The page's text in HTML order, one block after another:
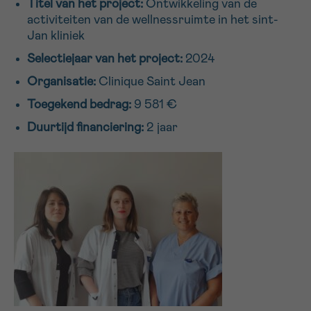
Titel van het project: Ontwikkeling van de
activiteiten van de wellnessruimte in het sint-
Jan kliniek
Selectiejaar van het project: 2024
Organisatie: Clinique Saint Jean
Toegekend bedrag: 9 581 €
Duurtijd financiering: 2 jaar
Ja, stuur mij de nieuwsbrief
Ik aanvaard de
gebruiksvoorwaarden
*VERPLICHT VELD
16h-18h